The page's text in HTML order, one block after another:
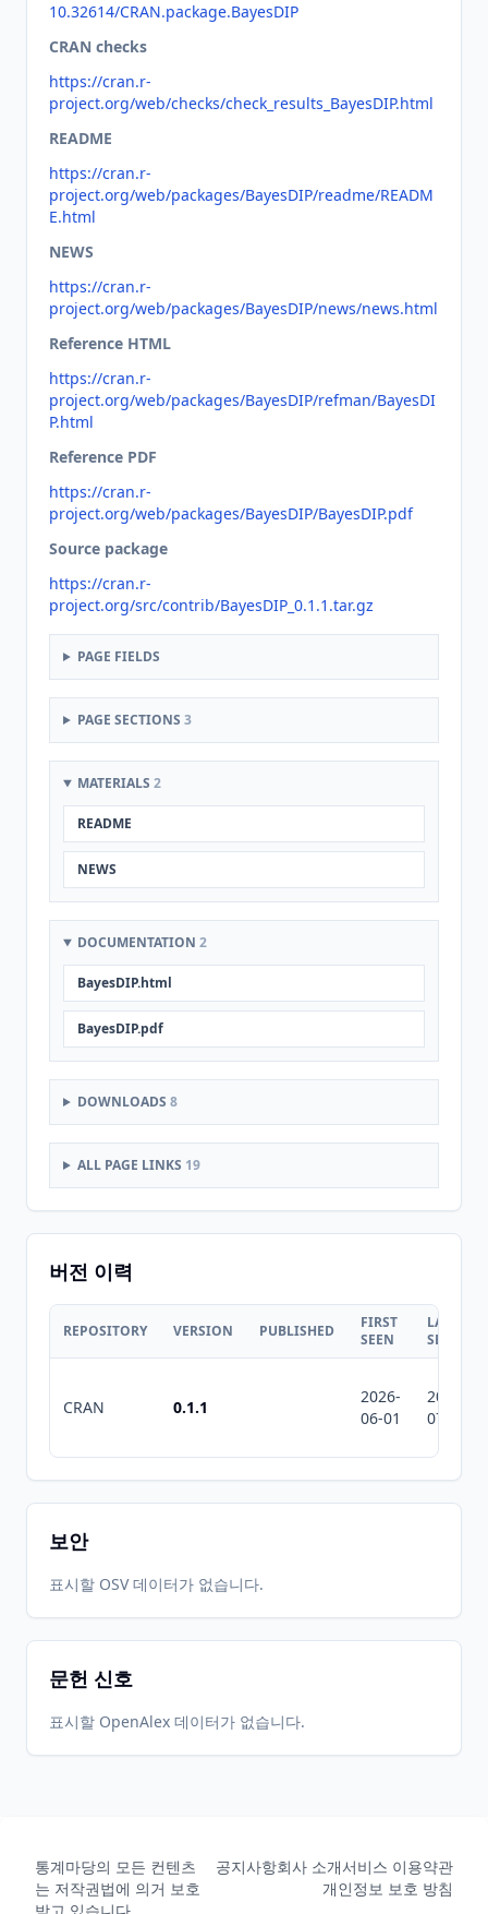
10.32614/CRAN.package.BayesDIP
CRAN checks
https://cran.r-
project.org/web/checks/check_results_BayesDIP.html
README
https://cran.r-
project.org/web/packages/BayesDIP/readme/READM
E.html
NEWS
https://cran.r-
project.org/web/packages/BayesDIP/news/news.html
Reference HTML
https://cran.r-
project.org/web/packages/BayesDIP/refman/BayesDI
P.html
Reference PDF
https://cran.r-
project.org/web/packages/BayesDIP/BayesDIP.pdf
Source package
https://cran.r-
project.org/src/contrib/BayesDIP_0.1.1.tar.gz
PAGE FIELDS
PAGE SECTIONS 3
MATERIALS 2
README
NEWS
DOCUMENTATION 2
BayesDIP.html
BayesDIP.pdf
DOWNLOADS 8
ALL PAGE LINKS 19
버전 이력
REPOSITORY VERSION PUBLISHED
FIRST
SEEN
LAST
SEEN
CRAN 0.1.1
2026-
06-01
2026-
07-10
보안
표시할 OSV 데이터가 없습니다.
문헌 신호
표시할 OpenAlex 데이터가 없습니다.
통계마당의 모든 컨텐츠
는 저작권법에 의거 보호
공지사항회사 소개서비스 이용약관
개인정보 보호 방침